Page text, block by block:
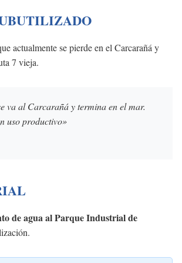
actualmente se pierde en el Carcarañá y
7 vieja.
va al Carcarañá y termina en el mar.
uso productivo»
de agua al Parque Industrial de